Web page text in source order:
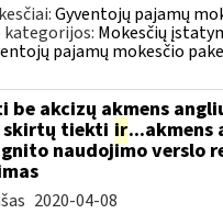
Gyventojų pajamų
kategorijos: Mokesčių
pajamų mokesčio
be akcizų akmens
tiekti ir...akmens
naudojimo verslo
2020-04-08